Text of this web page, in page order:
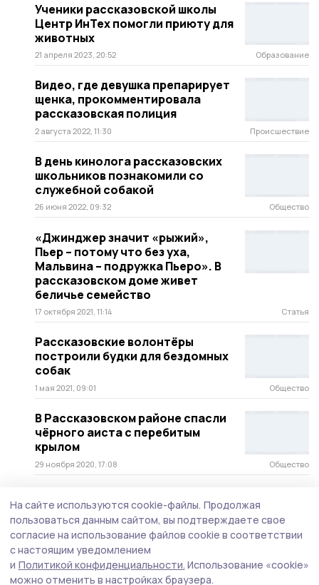
Ученики рассказовской школы
Центр ИнТех помогли приюту для
животных
21 апреля 2023, 20:52 Образование
Видео, где девушка препарирует
щенка, прокомментировала
рассказовская полиция
2 августа 2022, 11:30 Происшествие
В день кинолога рассказовских
школьников познакомили со
служебной собакой
26 июня 2022, 09:32 Общество
«Джинджер значит «рыжий»,
Пьер – потому что без уха,
Мальвина – подружка Пьеро». В
рассказовском доме живет
беличье семейство
17 октября 2021, 11:14 Статья
Рассказовские волонтёры
построили будки для бездомных
собак
1 мая 2021, 09:01 Общество
В Рассказовском районе спасли
чёрного аиста с перебитым
крылом
29 ноября 2020, 17:08 Общество
На сайте используются cookie-файлы. Продолжая
пользоваться данным сайтом, вы подтверждаете свое
согласие на использование файлов cookie в соответствии
с настоящим уведомлением
и Политикой конфиденциальности. Использование «cookie»
можно отменить в настройках браузера.